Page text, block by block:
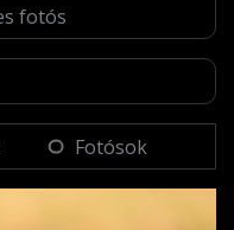
Fotósok